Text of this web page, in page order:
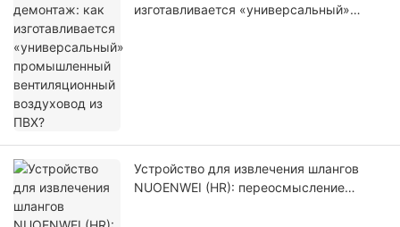
изготавливается «универсальный»
Устройство для извлечения шлангов
NUOENWEI (HR): переосмысление